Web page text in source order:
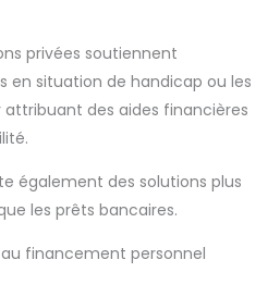
privées soutiennent
en situation de handicap ou les
attribuant des aides financières
également des solutions plus
les prêts bancaires.
financement personnel